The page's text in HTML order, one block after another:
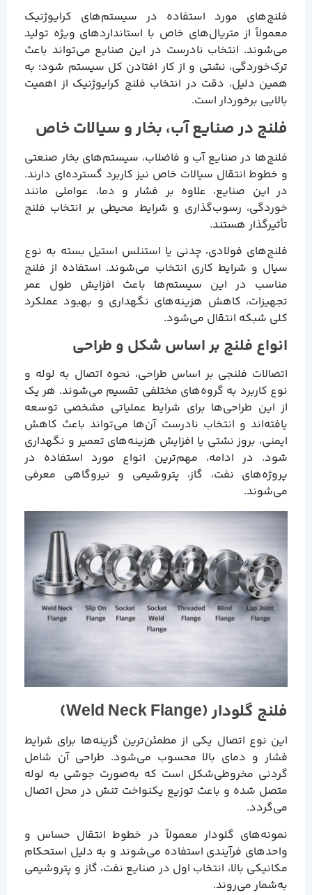
فلنج‌های مورد استفاده در سیستم‌های کرایوژنیک
معمولاً از متریال‌های خاص با استانداردهای ویژه تولید
می‌شوند. انتخاب نادرست در این صنایع می‌تواند باعث
ترک‌خوردگی، نشتی و از کار افتادن کل سیستم شود؛ به
همین دلیل، دقت در انتخاب فلنج کرایوژنیک از اهمیت
بالایی برخوردار است.
فلنج در صنایع آب، بخار و سیالات خاص
فلنج‌ها در صنایع آب و فاضلاب، سیستم‌های بخار صنعتی
و خطوط انتقال سیالات خاص نیز کاربرد گسترده‌ای دارند.
در این صنایع، علاوه بر فشار و دما، عواملی مانند
خوردگی، رسوب‌گذاری و شرایط محیطی بر انتخاب فلنج
تأثیرگذار هستند.
فلنج‌های فولادی، چدنی یا استنلس استیل بسته به نوع
سیال و شرایط کاری انتخاب می‌شوند. استفاده از فلنج
مناسب در این سیستم‌ها باعث افزایش طول عمر
تجهیزات، کاهش هزینه‌های نگهداری و بهبود عملکرد
کلی شبکه انتقال می‌شود.
انواع فلنج بر اساس شکل و طراحی
اتصالات فلنجی بر اساس طراحی، نحوه اتصال به لوله و
نوع کاربرد به گروه‌های مختلفی تقسیم می‌شوند. هر یک
از این طراحی‌ها برای شرایط عملیاتی مشخصی توسعه
یافته‌اند و انتخاب نادرست آن‌ها می‌تواند باعث کاهش
ایمنی، بروز نشتی یا افزایش هزینه‌های تعمیر و نگهداری
شود. در ادامه، مهم‌ترین انواع مورد استفاده در
پروژه‌های نفت، گاز، پتروشیمی و نیروگاهی معرفی
می‌شوند.
فلنج گلودار (Weld Neck Flange)
این نوع اتصال یکی از مطمئن‌ترین گزینه‌ها برای شرایط
فشار و دمای بالا محسوب می‌شود. طراحی آن شامل
گردنی مخروطی‌شکل است که به‌صورت جوشی به لوله
متصل شده و باعث توزیع یکنواخت تنش در محل اتصال
می‌گردد.
نمونه‌های گلودار معمولاً در خطوط انتقال حساس و
واحدهای فرآیندی استفاده می‌شوند و به دلیل استحکام
مکانیکی بالا، انتخاب اول در صنایع نفت، گاز و پتروشیمی
به‌شمار می‌روند.